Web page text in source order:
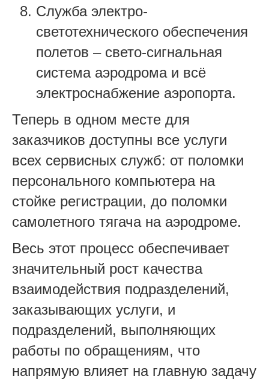
Служба электро-
светотехнического обеспечения
полетов – свето-сигнальная
система аэродрома и всё
электроснабжение аэропорта.
Теперь в одном месте для
заказчиков доступны все услуги
всех сервисных служб: от поломки
персонального компьютера на
стойке регистрации, до поломки
самолетного тягача на аэродроме.
Весь этот процесс обеспечивает
значительный рост качества
взаимодействия подразделений,
заказывающих услуги, и
подразделений, выполняющих
работы по обращениям, что
напрямую влияет на главную задачу